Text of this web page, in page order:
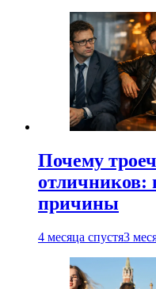
Почему
отличников:
причины
4 месяца спустя3